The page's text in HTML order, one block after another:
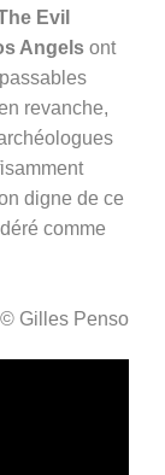
Evil
Angels ont
revanche,
digne de ce
comme
© Gilles Penso